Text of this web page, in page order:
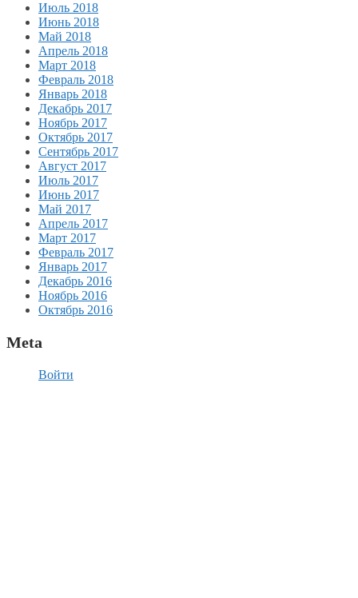
Июль 2018
Июнь 2018
Май 2018
Апрель 2018
Март 2018
Февраль 2018
Январь 2018
Декабрь 2017
Ноябрь 2017
Октябрь 2017
Сентябрь 2017
Август 2017
Июль 2017
Июнь 2017
Май 2017
Апрель 2017
Март 2017
Февраль 2017
Январь 2017
Декабрь 2016
Ноябрь 2016
Октябрь 2016
Meta
Войти